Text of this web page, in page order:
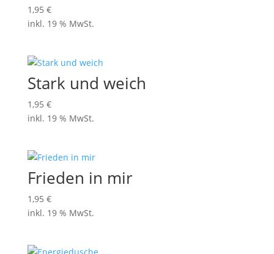
1,95 €
inkl. 19 % MwSt.
Stark und weich
1,95 €
inkl. 19 % MwSt.
Frieden in mir
1,95 €
inkl. 19 % MwSt.